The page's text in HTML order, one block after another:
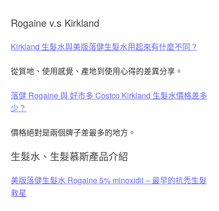
Rogaine v.s Kirkland
Kirkland 生髮水與美版落健生髮水用起來有什麼不同 ?
從質地、使用感覺、產地到使用心得的差異分享。
落健 Rogaine 與 好市多 Costco Kirkland 生髮水價格差多
少？
價格絕對是兩個牌子差最多的地方。
生髮水、生髮慕斯產品介紹
美版落健生髮水 Rogaine 5% minoxidil – 最早的抗禿生髮
救星